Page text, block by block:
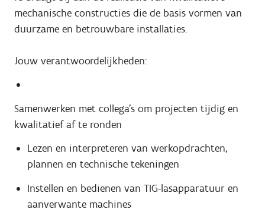
mechanische constructies die de basis vormen van
duurzame en betrouwbare installaties.
Jouw verantwoordelijkheden:
Samenwerken met collega's om projecten tijdig en
kwalitatief af te ronden
Lezen en interpreteren van werkopdrachten,
plannen en technische tekeningen
Instellen en bedienen van TIG-lasapparatuur en
aanverwante machines